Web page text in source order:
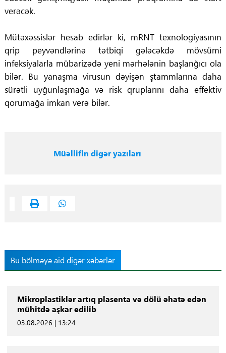
verəcək.
Mütəxəssislər hesab edirlər ki, mRNT texnologiyasının
qrip peyvəndlərinə tətbiqi gələcəkdə mövsümi
infeksiyalarla mübarizədə yeni mərhələnin başlanğıcı ola
bilər. Bu yanaşma virusun dəyişən ştammlarına daha
sürətli uyğunlaşmağa və risk qruplarını daha effektiv
qorumağa imkan verə bilər.
Müəllifin digər yazıları
Bu bölməyə aid digər xəbərlər
Mikroplastiklər artıq plasenta və dölü əhatə edən
mühitdə aşkar edilib
03.08.2026 | 13:24